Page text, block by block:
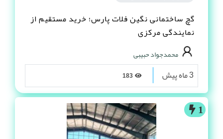
گچ ساختمانی نگین فلات پارس؛ خرید مستقیم از
نمایندگی مرکزی
محمدجواد حبیبی
3 ماه پیش
1